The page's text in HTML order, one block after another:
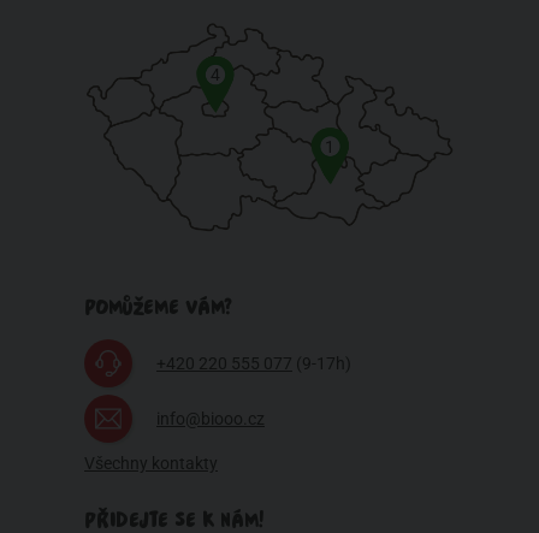
1
4
POMŮŽEME VÁM?
+420 220 555 077 (9-17h)
info@biooo.cz
Všechny kontakty
PŘIDEJTE SE K NÁM!